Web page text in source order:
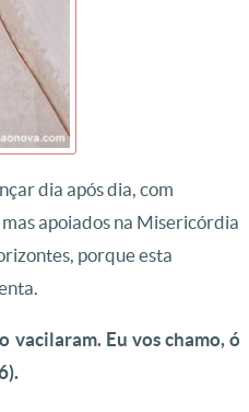
dia após dia, com
apoiados na Misericórdia
porque esta
vacilaram. Eu vos chamo, ó